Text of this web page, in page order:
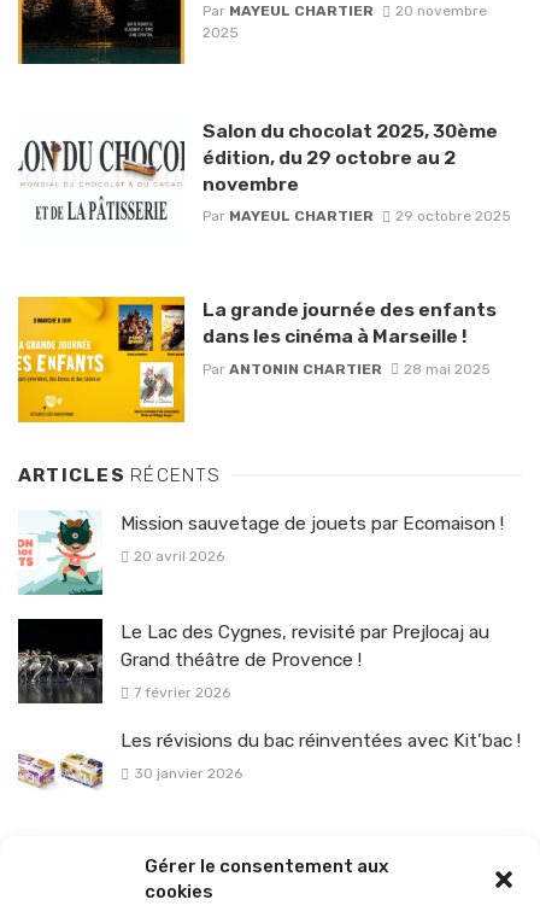
Gérer le consentement aux
cookies
Par MAYEUL CHARTIER
20 novembre
2025
Salon du chocolat 2025, 30ème
édition, du 29 octobre au 2
novembre
Par MAYEUL CHARTIER 29 octobre 2025
La grande journée des enfants
dans les cinéma à Marseille !
Par ANTONIN CHARTIER 28 mai 2025
ARTICLES RÉCENTS
Mission sauvetage de jouets par Ecomaison !
20 avril 2026
Le Lac des Cygnes, revisité par Prejlocaj au
Grand théâtre de Provence !
7 février 2026
Les révisions du bac réinventées avec Kit’bac !
30 janvier 2026